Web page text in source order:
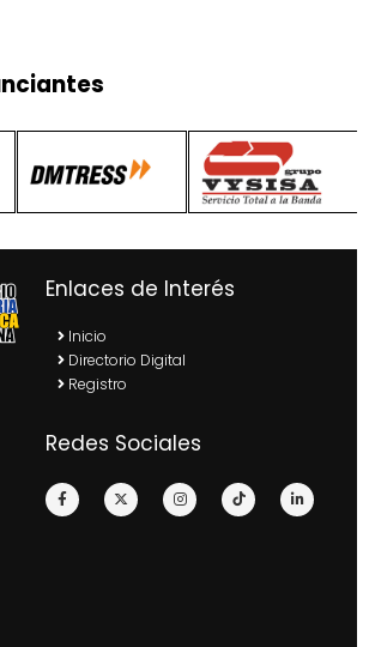
Enlaces de Interés
Inicio
Directorio Digital
Registro
Redes Sociales